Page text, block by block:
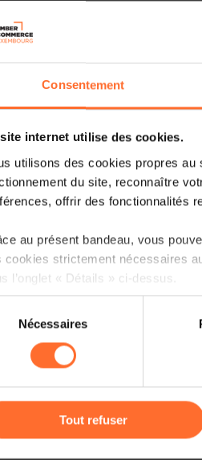
Consentement
internet utilise des cookies.
utilisons des cookies propres
du site, reconnaître
offrir des fonctionnalités
au présent bandeau, vous
cookies strictement nécessaires
l’onglet « Détails » ci-dessus.
précisé que la navigation sur le
sauvegarde des préférences
de refus de tous les cookies ou
de chaque page.
Nécessaires
Tout refuser